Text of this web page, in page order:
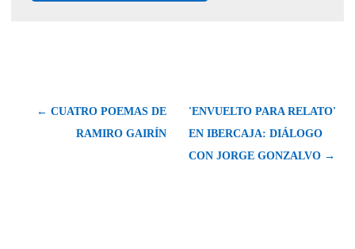
← CUATRO POEMAS DE
RAMIRO GAIRÍN
'ENVUELTO PARA RELATO'
EN IBERCAJA: DIÁLOGO
CON JORGE GONZALVO →